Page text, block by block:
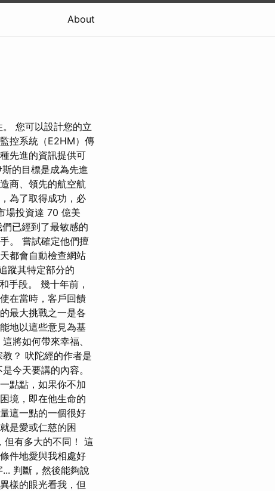
About
您可以設計您的立
控系統（E2HM）傳
先進的資訊提供可
的目標是成為先進
商、領先的航空航
為了取得成功，必
場投資達 70 億美
已經到了最敏感的
。 嘗試確定他們擅
都會自動檢查網站
蹤其特定部分的
手段。 幾十年前，
在當時，客戶回饋
最大挑戰之一是各
地以這些意見為基
將如何帶來幸福、
？ 吠陀經的作者是
今天要講的內容。
點點，如果你不加
境，即在他生命的
這一點的一個很好
是愛或仁慈的困
但有多大的不同！ 這
件地愛與我相處好
判斷，然後能夠說
樣的眼光看我，但